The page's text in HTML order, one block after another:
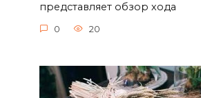
представляет обзор хода
0 20